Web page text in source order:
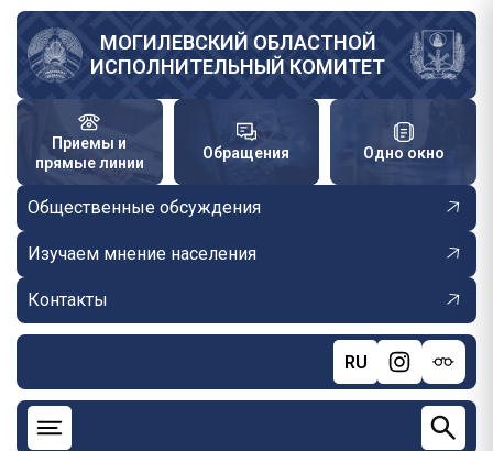
Перейти
основному
содержанию
МОГИЛЕВСКИЙ ОБЛАСТНОЙ
ИСПОЛНИТЕЛЬНЫЙ КОМИТЕТ
Приемы и
прямые линии
Обращения Одно окно
Общественные обсуждения
Изучаем мнение населения
Контакты
RU